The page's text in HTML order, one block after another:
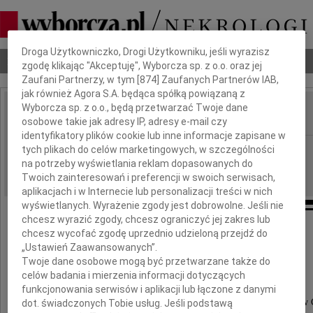
Nekrologi Odeszli Poradnik pogrzebowy
IMIĘ I NAZWISKO:
REGION: Katowice
DATA EMISJI: 13.05.2021
Panu
Markowi Krygierowi
Dyrektorowi ds. Usług Czystościowych ERA Sp. z o.o. w
Dbamy o Twoją prywatność
Droga Użytkowniczko, Drogi Użytkowniku, jeśli wyrazisz
zgodę klikając "Akceptuję", Wyborcza sp. z o.o. oraz jej
Zaufani Partnerzy, w tym [874 ] Zaufanych Partnerów IAB,
jak również Agora S.A. będąca spółką powiązaną z
Wyborcza sp. z o.o., będą przetwarzać Twoje dane
osobowe takie jak adresy IP, adresy e-mail czy
identyfikatory plików cookie lub inne informacje zapisane w
tych plikach do celów marketingowych, w szczególności
na potrzeby wyświetlania reklam dopasowanych do
Twoich zainteresowań i preferencji w swoich serwisach,
aplikacjach i w Internecie lub personalizacji treści w nich
wyświetlanych. Wyrażenie zgody jest dobrowolne. Jeśli nie
chcesz wyrazić zgody, chcesz ograniczyć jej zakres lub
chcesz wycofać zgodę uprzednio udzieloną przejdź do
„Ustawień Zaawansowanych”.
Twoje dane osobowe mogą być przetwarzane także do
celów badania i mierzenia informacji dotyczących
funkcjonowania serwisów i aplikacji lub łączone z danymi
dot. świadczonych Tobie usług. Jeśli podstawą